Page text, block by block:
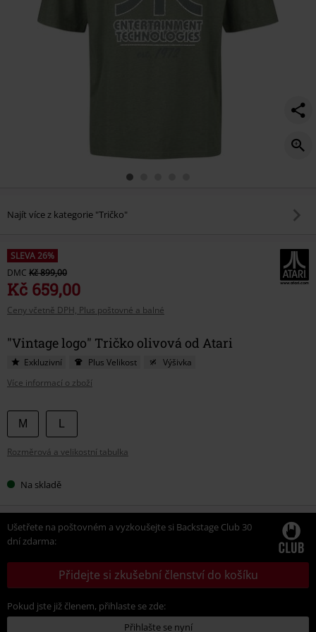
Najít více z kategorie "Tričko"
SLEVA 26%
DMC Kč 899,00
Kč 659,00
Ceny včetně DPH, Plus poštovné a balné
"Vintage logo" Tričko olivová od Atari
Exkluzivní Plus Velikost
Výšivka
Více informací o zboží
Vyberte
si
velikost
M
Rozměrová a velikostní tabulka
Na skladě
Ušetřete na poštovném a vyzkoušejte si Backstage Club 30
dní zdarma:
Přidejte si zkušební členství do košíku
Pokud jste již členem, přihlaste se zde:
Přihlašte se nyní